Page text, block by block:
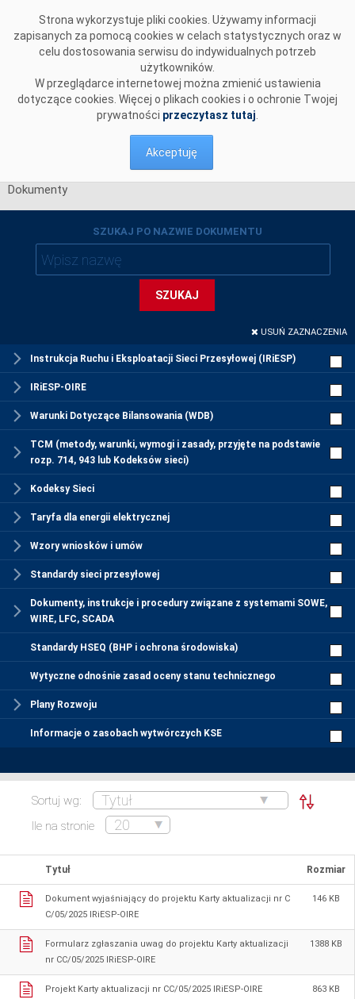
Strona wykorzystuje pliki cookies. Używamy informacji
zapisanych za pomocą cookies w celach statystycznych oraz w
celu dostosowania serwisu do indywidualnych potrzeb
użytkowników.
W przeglądarce internetowej można zmienić ustawienia
dotyczące cookies. Więcej o plikach cookies i o ochronie Twojej
prywatności przeczytasz tutaj
Akceptuję
Dokumenty
SZUKAJ PO NAZWIE DOKUMENTU
SZUKAJ
USUŃ ZAZNACZENIA
Instrukcja Ruchu i Eksploatacji Sieci Przesyłowej (IRiESP)
IRiESP-OIRE
Warunki Dotyczące Bilansowania (WDB)
TCM (metody, warunki, wymogi i zasady, przyjęte na podstawie
rozp. 714, 943 lub Kodeksów sieci)
Kodeksy Sieci
Taryfa dla energii elektrycznej
Wzory wniosków i umów
Standardy sieci przesyłowej
Dokumenty, instrukcje i procedury związane z systemami SOWE,
WIRE, LFC, SCADA
Standardy HSEQ (BHP i ochrona środowiska)
Wytyczne odnośnie zasad oceny stanu technicznego
Plany Rozwoju
Informacje o zasobach wytwórczych KSE
Sortuj wg:
Ile na stronie
Tytuł Rozmiar
Dokument wyjaśniający do projektu Karty aktualizacji nr C
C/05/2025 IRiESP-OIRE
146 KB
Formularz zgłaszania uwag do projektu Karty aktualizacji
nr CC/05/2025 IRiESP-OIRE
1388 KB
Projekt Karty aktualizacji nr CC/05/2025 IRiESP-OIRE 863 KB